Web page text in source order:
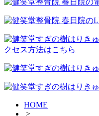
HOME
>